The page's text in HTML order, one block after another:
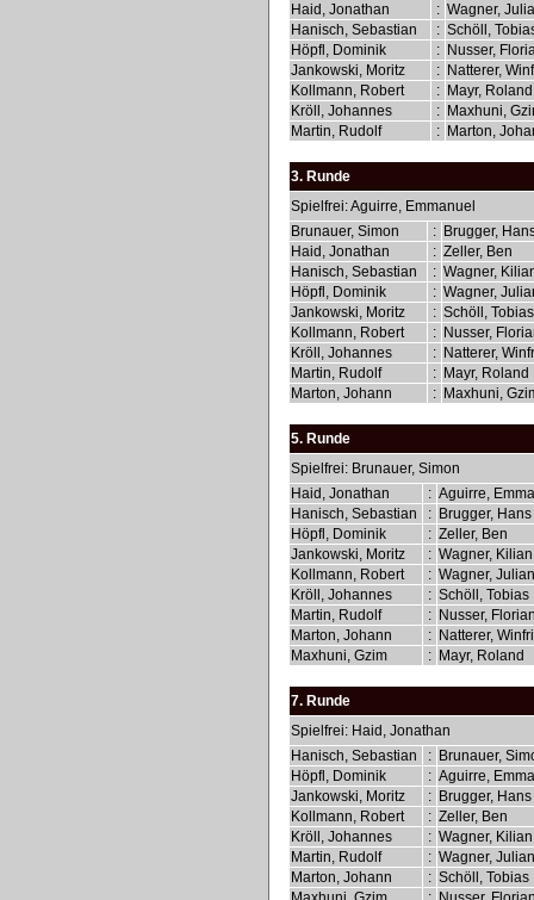
Haid, Jonathan
: Wagner,
Hanisch, Sebastian
: Schöll,
Höpfl, Dominik
: Nusser,
Jankowski, Moritz
: Natterer,
Kollmann, Robert
: Mayr,
Kröll, Johannes
: Maxhuni,
Martin, Rudolf
: Marton,
3. Runde
Spielfrei: Aguirre, Emmanuel
Brunauer, Simon
: Brugger,
Haid, Jonathan
: Zeller, Ben
Hanisch, Sebastian
: Wagner,
Höpfl, Dominik
: Wagner,
Jankowski, Moritz
: Schöll,
Kollmann, Robert
: Nusser,
Kröll, Johannes
: Natterer,
Martin, Rudolf
: Mayr, Roland
Marton, Johann
: Maxhuni,
5. Runde
Spielfrei: Brunauer, Simon
Haid, Jonathan
: Aguirre,
Hanisch, Sebastian
: Brugger, Hans
Höpfl, Dominik
: Zeller, Ben
Jankowski, Moritz
: Wagner,
Kollmann, Robert
: Wagner,
Kröll, Johannes
: Schöll, Tobias
Martin, Rudolf
: Nusser,
Marton, Johann
: Natterer,
Maxhuni, Gzim
: Mayr, Roland
7. Runde
Spielfrei: Haid, Jonathan
Hanisch, Sebastian
: Brunauer,
Höpfl, Dominik
: Aguirre,
Jankowski, Moritz
: Brugger, Hans
Kollmann, Robert
: Zeller, Ben
Kröll, Johannes
: Wagner,
Martin, Rudolf
: Wagner,
Marton, Johann
: Schöll, Tobias